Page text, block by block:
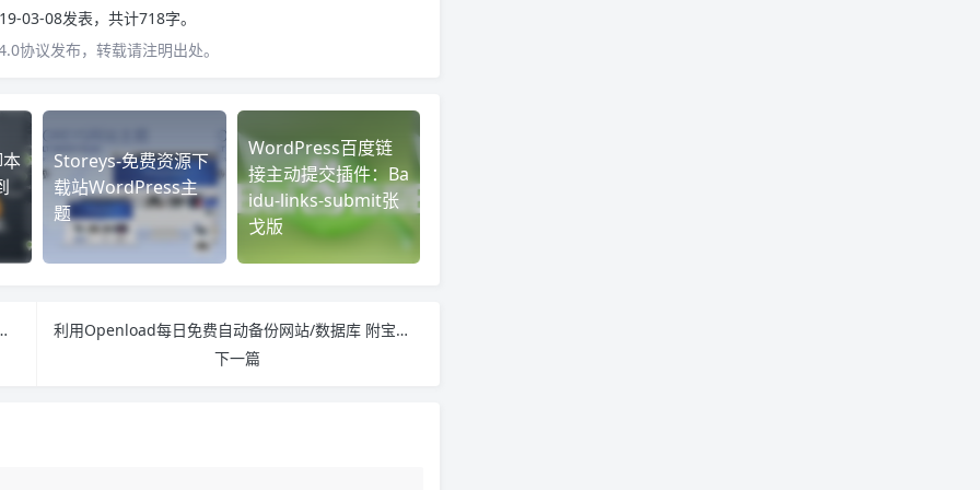
03-08发表，共计718字。
协议发布，转载请注明出处。
Storeys-免费资源下
载站WordPress主
题
WordPress百度链
接主动提交插件：Ba
idu-links-submit张
戈版
网站/软件 保护隐私安全
利用Openload每日免费自动备份网站/数据库 附宝塔面板实操详细教程
下一篇